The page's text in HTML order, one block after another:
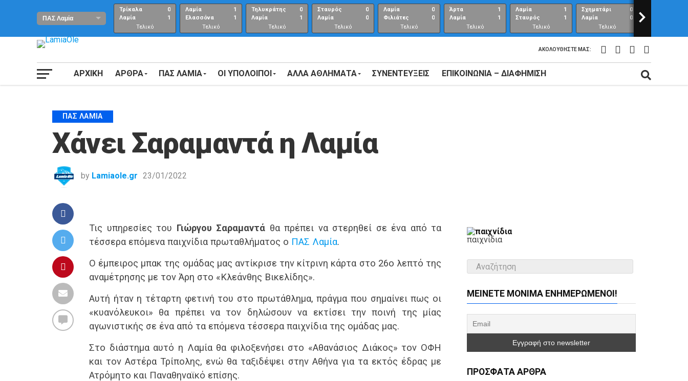
Τρίκαλα
Λαμία
0
1
Τελικό
αποτέλεσμα
Λαμία
Ελασσόνα
1
1
Τελικό
Αποτέλεσμα
Τηλυκράτης
Λαμία
0
1
Τελικό
αποτέλεσμα
Σταυρός
Λαμία
0
0
Τελικό
αποτέλεσμα
Λαμία
Φιλιάτες
0
0
Τελικό
Αποτέλεσμα
Άρτα
Λαμία
1
1
Τελικό
αποτέλεσμα
Λαμία
Σταυρός
1
1
Τελικό
αποτέλεσμα
Σχηματάρι
Λαμία
0
0
Τελικό
αποτέλεσμα
>
ΑΚΟΛΟΥΘΉΣΤΕ ΜΑΣ:
ΑΡΧΙΚΗ ΑΡΘΡΑ ΠΑΣ ΛΑΜΙΑ ΟΙ ΥΠΟΛΟΙΠΟΙ ΑΛΛΑ ΑΘΛΗΜΑΤΑ ΣΥΝΕΝΤΕΎΞΕΙΣ ΕΠΙΚΟΙΝΩΝΊΑ – ΔΙΑΦΉΜΙΣΗ
ΠΑΣ ΛΑΜΊΑ
Χάνει Σαραμαντά η Λαμία
by Lamiaole.gr 23/01/2022
Τις υπηρεσίες του Γιώργου Σαραμαντά θα πρέπει να στερηθεί σε ένα από τα
τέσσερα επόμενα παιχνίδια πρωταθλήματος ο ΠΑΣ Λαμία.
Ο έμπειρος μπακ της ομάδας μας αντίκρισε την κίτρινη κάρτα στο 26ο λεπτό της
αναμέτρησης με τον Άρη στο «Κλεάνθης Βικελίδης».
Αυτή ήταν η τέταρτη φετινή του στο πρωτάθλημα, πράγμα που σημαίνει πως οι
«κυανόλευκοι» θα πρέπει να τον δηλώσουν να εκτίσει την ποινή της μίας
αγωνιστικής σε ένα από τα επόμενα τέσσερα παιχνίδια της ομάδας μας.
Στο διάστημα αυτό η Λαμία θα φιλοξενήσει στο «Αθανάσιος Διάκος» τον ΟΦΗ
και τον Αστέρα Τρίπολης, ενώ θα ταξιδέψει στην Αθήνα για τα εκτός έδρας με
Ατρόμητο και Παναθηναϊκό επίσης.
παιχνίδια
ΜΕΊΝΕΤΕ ΜΌΝΙΜΑ ΕΝΗΜΕΡΏΜΕΝΟΙ!
ΠΡΌΣΦΑΤΑ ΆΡΘΡΑ